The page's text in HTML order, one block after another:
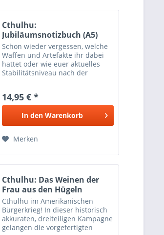
Cthulhu:
Jubiläumsnotizbuch (A5)
Schon wieder vergessen, welche
Waffen und Artefakte ihr dabei
hattet oder wie euer aktuelles
Stabilitätsniveau nach der
diese Fragen umtreiben oder ihr
einfach nur ein schickes...
14,95 € *
In den Warenkorb
Merken
Cthulhu: Das Weinen der
Frau aus den Hügeln
Cthulhu im Amerikanischen
Bürgerkrieg! In dieser historisch
akkuraten, dreiteiligen Kampagne
gelangen die vorgefertigten